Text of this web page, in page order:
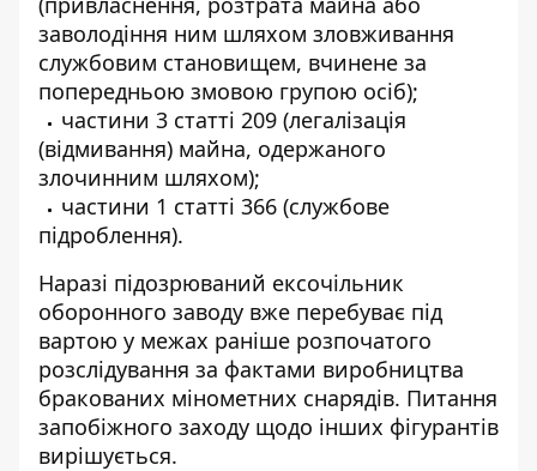
заволодіння ним шляхом зловживання
службовим становищем, вчинене за
попередньою змовою групою осіб);
частини 3 статті 209 (легалізація
(відмивання) майна, одержаного
злочинним шляхом);
⁠частини 1 статті 366 (службове
підроблення).
Наразі підозрюваний ексочільник
оборонного заводу вже перебуває під
вартою у межах раніше розпочатого
розслідування за фактами виробництва
бракованих мінометних снарядів. Питання
запобіжного заходу щодо інших фігурантів
вирішується.